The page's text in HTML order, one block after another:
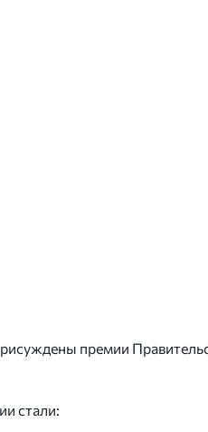
премии
стали: